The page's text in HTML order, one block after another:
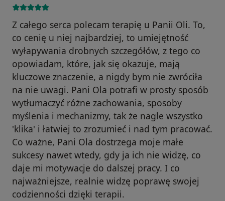
Z całego serca polecam terapię u Panii Oli. To,
co cenię u niej najbardziej, to umiejętność
wyłapywania drobnych szczegółów, z tego co
opowiadam, które, jak się okazuje, mają
kluczowe znaczenie, a nigdy bym nie zwróciła
na nie uwagi. Pani Ola potrafi w prosty sposób
wytłumaczyć różne zachowania, sposoby
myślenia i mechanizmy, tak że nagle wszystko
'klika' i łatwiej to zrozumieć i nad tym pracować.
Co ważne, Pani Ola dostrzega moje małe
sukcesy nawet wtedy, gdy ja ich nie widzę, co
daje mi motywacje do dalszej pracy. I co
najważniejsze, realnie widzę poprawę swojej
codzienności dzięki terapii.